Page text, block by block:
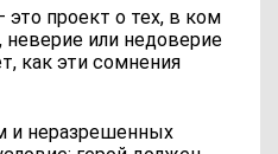
проект о тех, в ком
или недоверие
как эти сомнения
и неразрешенных